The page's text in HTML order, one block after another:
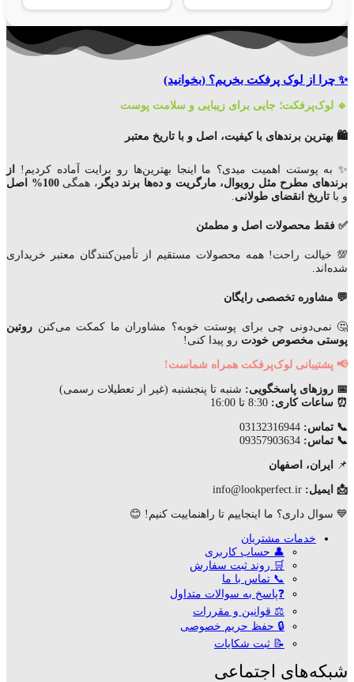
✨ چرا از لوک پرفکت بخریم؟ (بخوانید)
🔹 لوک‌پرفکت؛ جایی برای زیبایی و سلامت پوست
🛍️ بهترین برندهای با کیفیت، اصل و با تاریخ معتبر
✨ به پوستت اهمیت میدی؟ ما اینجا بهترین‌ها رو برایت آماده کردیم!
از
برندهای مطرح مثل رویوال، مارگریت و ده‌ها برند دیگر ، همگی100% اصل
و با تاریخ انقضای طولانی.
✅ فقط محصولات اصل و مطمئن
💯 خیالت راحت! همه محصولات مستقیم از تأمین‌کنندگان معتبر خریداری
شده‌اند.
💬 مشاوره تخصصی رایگان
🤔 نمی‌دونی چی برای پوستت خوبه؟ مشاوران ما کمکت می‌کنن روتین
پوستی مخصوص خودت رو پیدا کنی!
📢 پشتیبانی لوک‌پرفکت همراه شماست!
📅 روزهای پاسخگویی: شنبه تا پنجشنبه (غیر از تعطیلات رسمی)
⏰ ساعات کاری:
📞 تماس:
📞 تماس:
📌 ایران، اصفهان
📩 ایمیل:
💙 سوال داری؟ ما اینجاییم تا راهنماییت کنیم! 😊
خدمات مشتریان
👤 حساب کاربری
🛒 روند ثبت سفارش
📞 تماس با ما
❓پاسخ به سوالات متداول
⚖ قوانین و مقررات
🔒 حفظ حریم خصوصی
📝 ثبت شکایات
شبکه‌های اجتماعی